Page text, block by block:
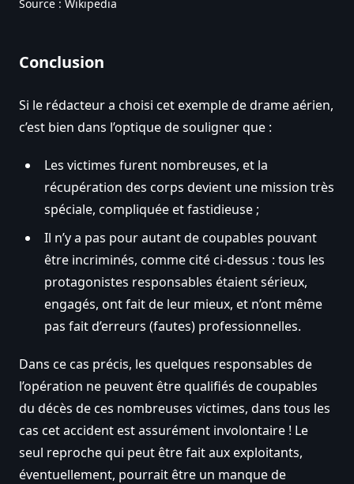
Source : Wikipedia
Conclusion
Si le rédacteur a choisi cet exemple de drame aérien,
c’est bien dans l’optique de souligner que :
Les victimes furent nombreuses, et la
récupération des corps devient une mission très
spéciale, compliquée et fastidieuse ;
Il n’y a pas pour autant de coupables pouvant
être incriminés, comme cité ci-dessus : tous les
protagonistes responsables étaient sérieux,
engagés, ont fait de leur mieux, et n’ont même
pas fait d’erreurs (fautes) professionnelles.
Dans ce cas précis, les quelques responsables de
l’opération ne peuvent être qualifiés de coupables
du décès de ces nombreuses victimes, dans tous les
cas cet accident est assurément involontaire ! Le
seul reproche qui peut être fait aux exploitants,
éventuellement, pourrait être un manque de